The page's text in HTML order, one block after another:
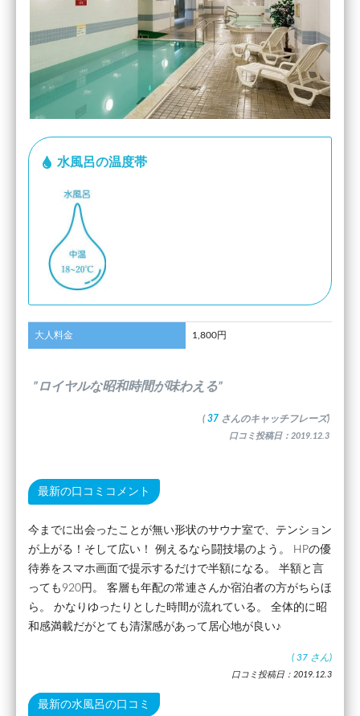
水風呂の温度帯
大人料金 1,800円
”ロイヤルな昭和時間が味わえる”
( 37 さんのキャッチフレーズ)
口コミ投稿日：2019.12.3
最新の口コミコメント
今までに出会ったことが無い形状のサウナ室で、テンション
が上がる！そして広い！ 例えるなら闘技場のよう。 HPの優
待券をスマホ画面で提示するだけで半額になる。 半額と言
っても920円。 客層も年配の常連さんか宿泊者の方がちらほ
ら。 かなりゆったりとした時間が流れている。 全体的に昭
和感満載だがとても清潔感があって居心地が良い♪
( 37 さん)
口コミ投稿日：2019.12.3
最新の水風呂の口コミ